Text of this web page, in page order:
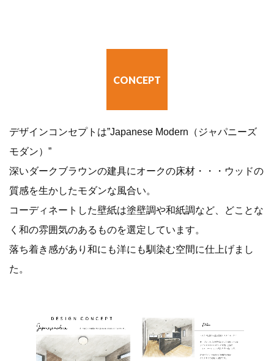
CONCEPT
デザインコンセプトは”Japanese Modern（ジャパニーズ
モダン）”
深いダークブラウンの建具にオークの床材・・・ウッドの
質感を生かしたモダンな風合い。
コーディネートした壁紙は塗壁調や和紙調など、どことな
く和の雰囲気のあるものを選定しています。
落ち着き感があり和にも洋にも馴染む空間に仕上げまし
た。